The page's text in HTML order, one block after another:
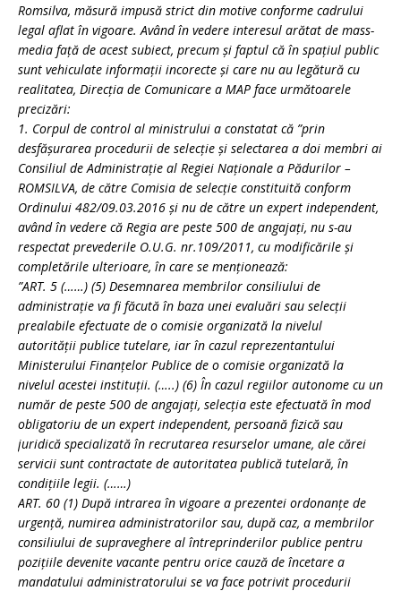
Romsilva, măsură impusă strict din motive conforme cadrului
legal aflat în vigoare. Având în vedere interesul arătat de mass-
media față de acest subiect, precum și faptul că în spațiul public
sunt vehiculate informații incorecte și care nu au legătură cu
realitatea, Direcția de Comunicare a MAP face următoarele
precizări:
1. Corpul de control al ministrului a constatat că ”prin
desfăşurarea procedurii de selecţie şi selectarea a doi membri ai
Consiliul de Administraţie al Regiei Naţionale a Pădurilor –
ROMSILVA, de către Comisia de selecţie constituită conform
Ordinului 482/09.03.2016 şi nu de către un expert independent,
având în vedere că Regia are peste 500 de angajaţi, nu s-au
respectat prevederile O.U.G. nr.109/2011, cu modificările şi
completările ulterioare, în care se menţionează:
”ART. 5 (……) (5) Desemnarea membrilor consiliului de
administraţie va fi făcută în baza unei evaluări sau selecţii
prealabile efectuate de o comisie organizată la nivelul
autorităţii publice tutelare, iar în cazul reprezentantului
Ministerului Finanţelor Publice de o comisie organizată la
nivelul acestei instituţii. (…..) (6) În cazul regiilor autonome cu un
număr de peste 500 de angajaţi, selecţia este efectuată în mod
obligatoriu de un expert independent, persoană fizică sau
juridică specializată în recrutarea resurselor umane, ale cărei
servicii sunt contractate de autoritatea publică tutelară, în
condiţiile legii. (……)
ART. 60 (1) După intrarea în vigoare a prezentei ordonanţe de
urgenţă, numirea administratorilor sau, după caz, a membrilor
consiliului de supraveghere al întreprinderilor publice pentru
poziţiile devenite vacante pentru orice cauză de încetare a
mandatului administratorului se va face potrivit procedurii